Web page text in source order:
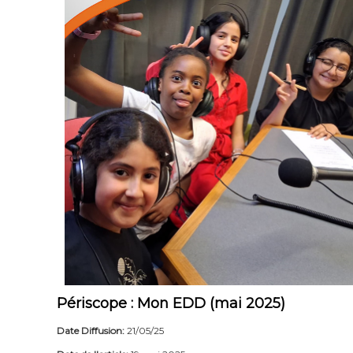
Périscope : Mon EDD (mai 2025)
Date Diffusion: 21/05/25